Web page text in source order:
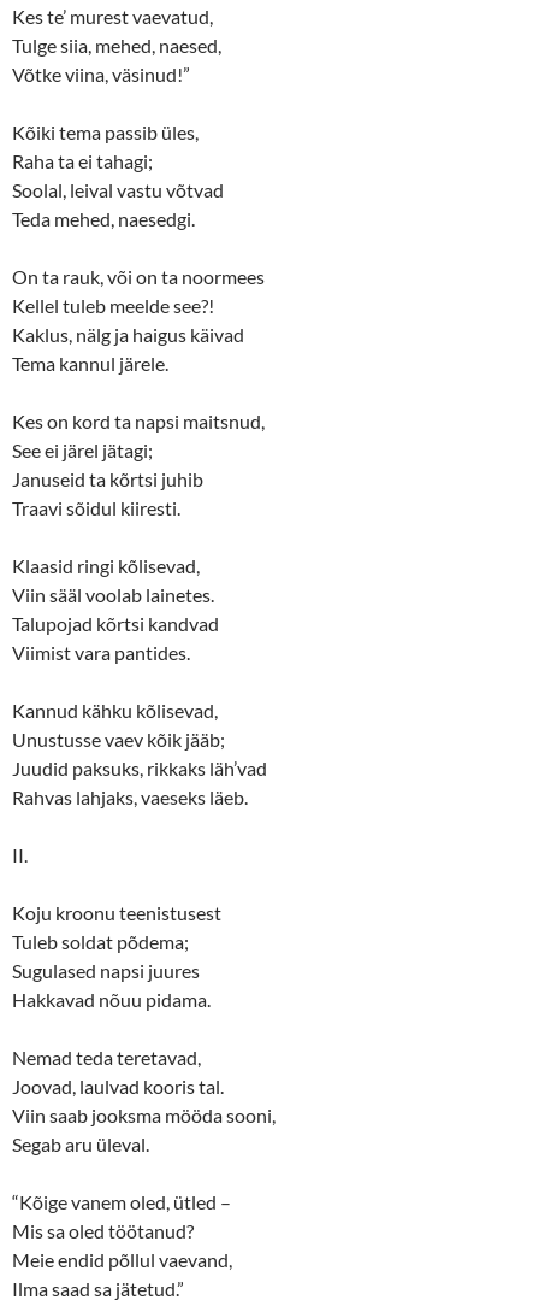
Kes te’ murest vaevatud,
Tulge siia, mehed, naesed,
Võtke viina, väsinud!”
Kõiki tema passib üles,
Raha ta ei tahagi;
Soolal, leival vastu võtvad
Teda mehed, naesedgi.
On ta rauk, või on ta noormees
Kellel tuleb meelde see?!
Kaklus, nälg ja haigus käivad
Tema kannul järele.
Kes on kord ta napsi maitsnud,
See ei järel jätagi;
Januseid ta kõrtsi juhib
Traavi sõidul kiiresti.
Klaasid ringi kõlisevad,
Viin sääl voolab lainetes.
Talupojad kõrtsi kandvad
Viimist vara pantides.
Kannud kähku kõlisevad,
Unustusse vaev kõik jääb;
Juudid paksuks, rikkaks läh’vad
Rahvas lahjaks, vaeseks läeb.
II.
Koju kroonu teenistusest
Tuleb soldat põdema;
Sugulased napsi juures
Hakkavad nõuu pidama.
Nemad teda teretavad,
Joovad, laulvad kooris tal.
Viin saab jooksma mööda sooni,
Segab aru üleval.
“Kõige vanem oled, ütled –
Mis sa oled töötanud?
Meie endid põllul vaevand,
Ilma saad sa jätetud.”